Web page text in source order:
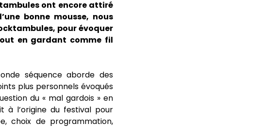
ont encore attiré
bonne mousse, nous
pour évoquer
en gardant comme fil
séquence aborde des
plus personnels évoqués
du « mal gardois » en
à l’origine du festival pour
choix de programmation,